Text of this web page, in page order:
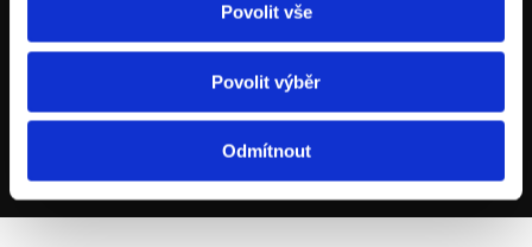
Povolit vše
Povolit výběr
Odmítnout
Zistiť viac